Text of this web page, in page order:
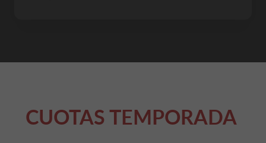
CUOTAS TEMPORADA